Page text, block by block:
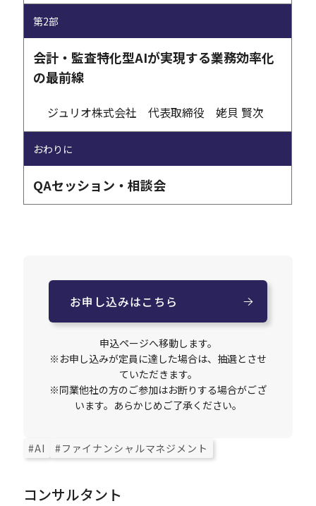
第2部
会計・監査特化型AIが実現する業務効率化
の最前線
ジュリオ株式会社 代表取締役 姥貝 賢次
おわりに
QAセッション・相談会
お申し込みはこちら
申込ページへ移動します。
※お申し込みが定員に達した場合は、抽選とさせ
ていただきます。
※同業他社の方のご参加はお断りする場合がござ
います。あらかじめご了承ください。
#AI #ファイナンシャルマネジメント
コンサルタント